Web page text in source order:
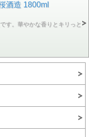
酒造 1800ml
す。華やかな香りとキリっと